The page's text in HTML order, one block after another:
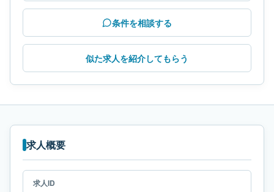
条件を相談する
似た求人を紹介してもらう
求人概要
求人ID